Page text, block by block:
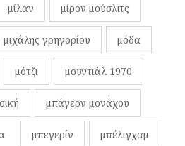
μίλαν μίρον μούσλιτς
μιχάλης γρηγορίου μόδα
μότζι μουντιάλ 1970
μπάγερν μονάχου
μπεγερίν μπέλιγχαμ